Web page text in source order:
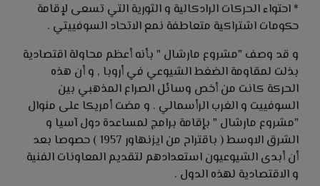
* احتواء الحركات الرادكالية و الثورية التي تسعى لإقامة
حكومات اشتراكية متعاطفة نمع الاتحاد السوفييتي .
و قد وصف "مشروع مارشال " بأنه أعظم محاولة اقتصادية
بذلت لمقاومة الضغط الشيوعي في أروبا , و أن هذه
الحركة كانت من أخص وسائل الصراع المذهبي بين
السوفييت و الغرب الرأسمالي . و مضت أمريكا على منوال
"مشروع مارشال " بإقامة برامج لمساعدة دول آسيا و
الشرق الاوسط ( باقتراح من ايزنهاور 1957 ) حصوصا بعد
أن أبدى الشيوعيون استعدادهم لتقديم المعاونات الفنية
و الاقتصادية لهذه الدول .